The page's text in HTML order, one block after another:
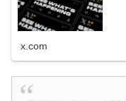
x.com